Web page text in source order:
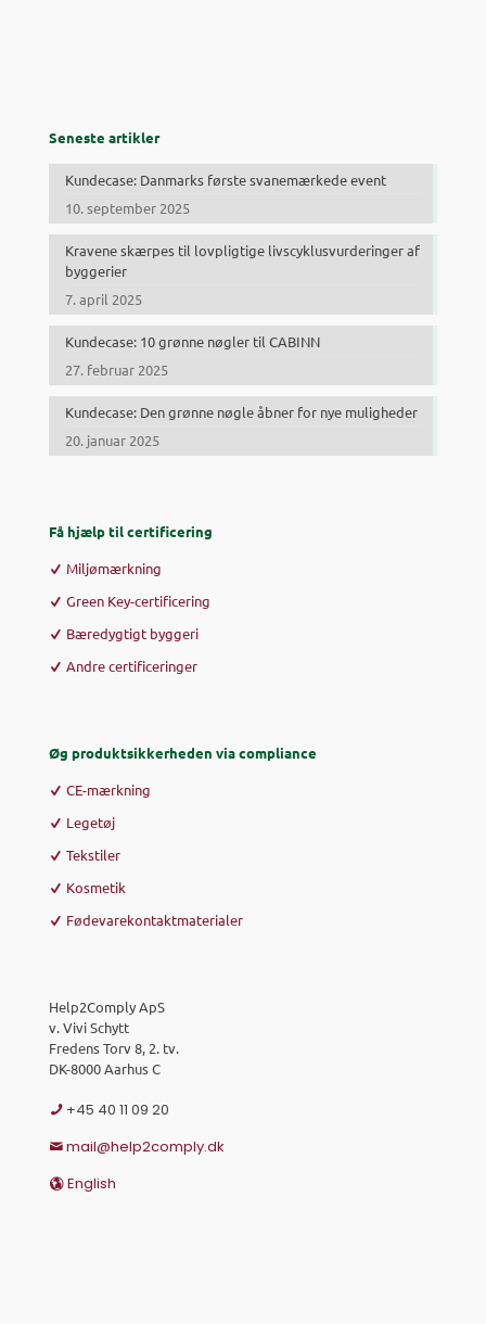
Seneste artikler
Kundecase: Danmarks første svanemærkede event
10. september 2025
Kravene skærpes til lovpligtige livscyklusvurderinger af
byggerier
7. april 2025
Kundecase: 10 grønne nøgler til CABINN
27. februar 2025
Kundecase: Den grønne nøgle åbner for nye muligheder
20. januar 2025
Få hjælp til certificering
Miljømærkning
Green Key-certificering
Bæredygtigt byggeri
Andre certificeringer
Øg produktsikkerheden via compliance
CE-mærkning
Legetøj
Tekstiler
Kosmetik
Fødevarekontaktmaterialer
Help2Comply ApS
v. Vivi Schytt
Fredens Torv 8, 2. tv.
DK-8000 Aarhus C
+45 40 11 09 20
mail@help2comply.dk
English